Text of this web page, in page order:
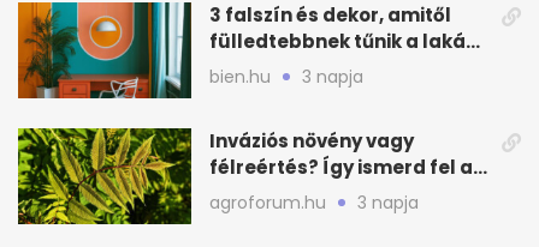
3 falszín és dekor, amitől
fülledtebbnek tűnik a lakás
nyáron
bien.hu 3 napja
Inváziós növény vagy
félreértés? Így ismerd fel a
valódi kockázatot
agroforum.hu 3 napja